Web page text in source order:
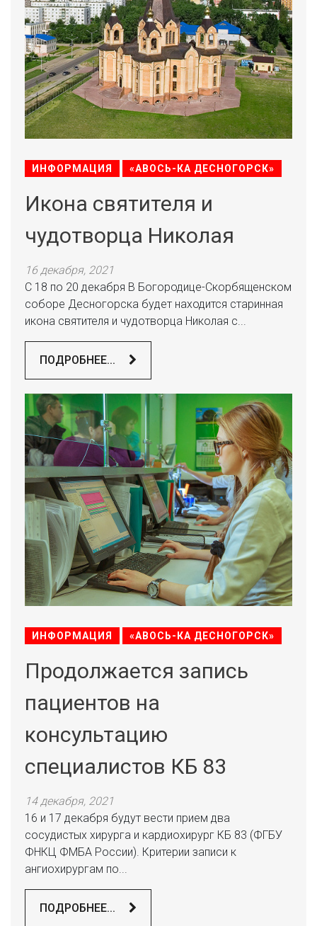
ИНФОРМАЦИЯ «АВОСЬ-КА ДЕСНОГОРСК»
Икона святителя и
чудотворца Николая
16 декабря, 2021
С 18 по 20 декабря В Богородице-Скорбященском
соборе Десногорска будет находится старинная
икона святителя и чудотворца Николая с...
ПОДРОБНЕЕ...
ИНФОРМАЦИЯ «АВОСЬ-КА ДЕСНОГОРСК»
Продолжается запись
пациентов на
консультацию
специалистов КБ 83
14 декабря, 2021
16 и 17 декабря будут вести прием два
сосудистых хирурга и кардиохирург КБ 83 (ФГБУ
ФНКЦ ФМБА России). Критерии записи к
ангиохирургам по...
ПОДРОБНЕЕ...